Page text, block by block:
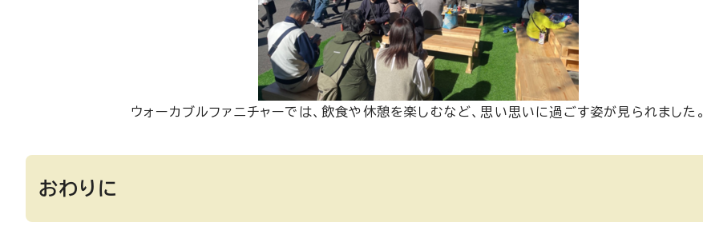
ウォーカブルファニチャーでは、飲食や休憩を楽しむなど、思い思いに過ごす姿が見られました。
おわりに